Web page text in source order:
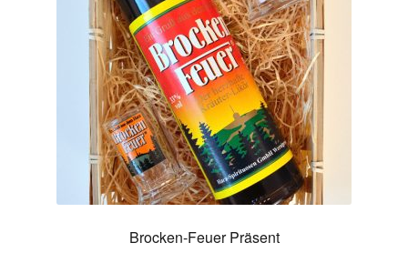
Brocken-Feuer Präsent